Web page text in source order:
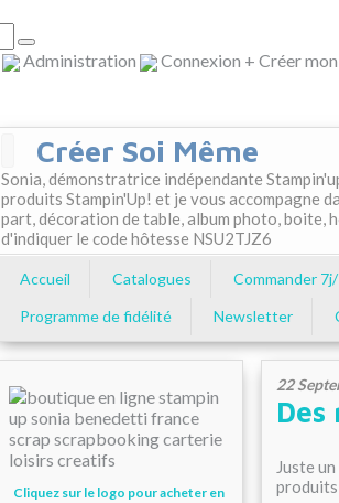
Administration Connexion + Créer
Créer Soi Même
Sonia, démonstratrice indépendante
produits Stampin'Up! et je vous accompagne
part, décoration de table, album photo, boite,
d'indiquer le code hôtesse NSU2TJZ6
Accueil Catalogues Commander
Programme de fidélité
Newsletter
Cliquez sur le logo pour acheter en
22
Des
Juste
produits